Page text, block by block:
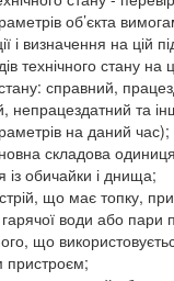
об’єкта
і визначення на цій
технічного стану на
справний,
непрацездатний та
на даний час);
складова
із обичайки і днища;
що має топку,
води або пари
що
пристроєм;